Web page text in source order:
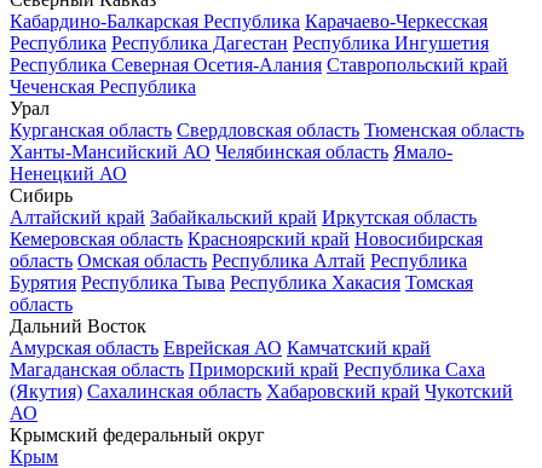
Кабардино-Балкарская Республика Карачаево-Черкесская
Республика Республика Дагестан Республика Ингушетия
Республика Северная Осетия-Алания Ставропольский край
Чеченская Республика
Урал
Курганская область Свердловская область Тюменская область
Ханты-Мансийский АО Челябинская область Ямало-
Ненецкий АО
Сибирь
Алтайский край Забайкальский край Иркутская область
Кемеровская область Красноярский край Новосибирская
область Омская область Республика Алтай Республика
Бурятия Республика Тыва Республика Хакасия Томская
область
Дальний Восток
Амурская область Еврейская АО Камчатский край
Магаданская область Приморский край Республика Саха
(Якутия) Сахалинская область Хабаровский край Чукотский
АО
Крымский федеральный округ
Крым